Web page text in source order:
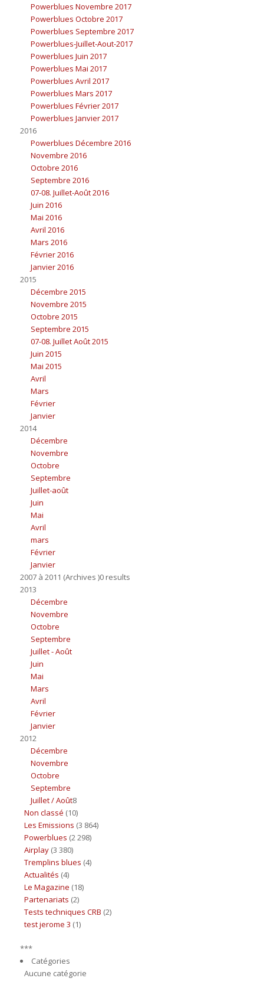
Powerblues Novembre 2017
Powerblues Octobre 2017
Powerblues Septembre 2017
Powerblues-Juillet-Aout-2017
Powerblues Juin 2017
Powerblues Mai 2017
Powerblues Avril 2017
Powerblues Mars 2017
Powerblues Février 2017
Powerblues Janvier 2017
2016
Powerblues Décembre 2016
Novembre 2016
Octobre 2016
Septembre 2016
07-08. Juillet-Août 2016
Juin 2016
Mai 2016
Avril 2016
Mars 2016
Février 2016
Janvier 2016
2015
Décembre 2015
Novembre 2015
Octobre 2015
Septembre 2015
07-08. Juillet Août 2015
Juin 2015
Mai 2015
Avril
Mars
Février
Janvier
2014
Décembre
Novembre
Octobre
Septembre
Juillet-août
Juin
Mai
Avril
mars
Février
Janvier
2007 à 2011 (Archives )0 results
2013
Décembre
Novembre
Octobre
Septembre
Juillet - Août
Juin
Mai
Mars
Avril
Février
Janvier
2012
Décembre
Novembre
Octobre
Septembre
Juillet / Août8
Non classé (10)
Les Emissions (3 864)
Powerblues (2 298)
Airplay(3 380)
Tremplins blues (4)
Actualités (4)
Le Magazine (18)
Partenariats (2)
Tests techniques CRB (2)
test jerome 3 (1)
***
Catégories
Aucune catégorie